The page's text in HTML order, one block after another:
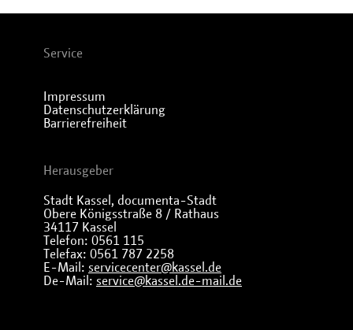
Service
Impressum
Datenschutzerklärung
Barrierefreiheit
Herausgeber
Stadt Kassel, documenta-Stadt
Obere Königsstraße 8 / Rathaus
34117 Kassel
Telefon: 0561 115
Telefax: 0561 787 2258
E-Mail: servicecenter@kassel.de
De-Mail: service@kassel.de-mail.de